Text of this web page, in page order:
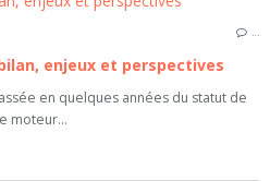
…
enjeux et perspectives
en quelques années du statut de
moteur...